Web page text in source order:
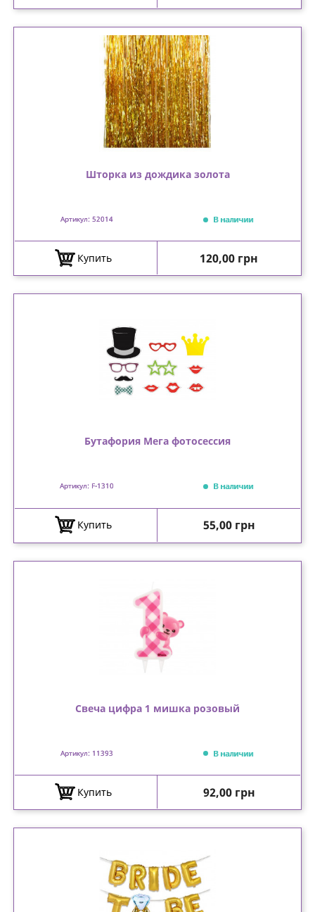
Шторка из дождика золота
Артикул: 52014 В наличии
Купить Цена
120,00 грн
Бутафория Мега фотосессия
Артикул: F-1310 В наличии
Купить Цена
55,00 грн
Свеча цифра 1 мишка розовый
Артикул: 11393 В наличии
Купить Цена
92,00 грн